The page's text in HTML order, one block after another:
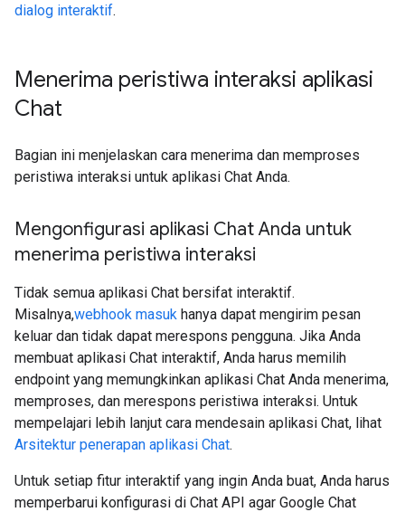
dialog interaktif.
Menerima peristiwa interaksi aplikasi
Chat
Bagian ini menjelaskan cara menerima dan memproses
peristiwa interaksi untuk aplikasi Chat Anda.
Mengonfigurasi aplikasi Chat Anda untuk
menerima peristiwa interaksi
Tidak semua aplikasi Chat bersifat interaktif.
Misalnya,webhook masuk hanya dapat mengirim pesan
keluar dan tidak dapat merespons pengguna. Jika Anda
membuat aplikasi Chat interaktif, Anda harus memilih
endpoint yang memungkinkan aplikasi Chat Anda menerima,
memproses, dan merespons peristiwa interaksi. Untuk
mempelajari lebih lanjut cara mendesain aplikasi Chat, lihat
Arsitektur penerapan aplikasi Chat.
Untuk setiap fitur interaktif yang ingin Anda buat, Anda harus
memperbarui konfigurasi di Chat API agar Google Chat